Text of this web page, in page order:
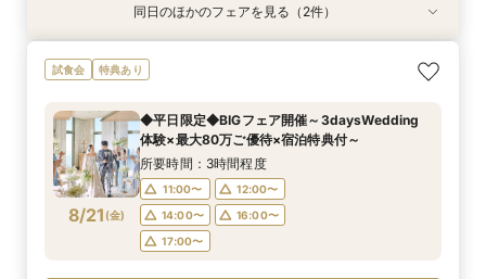
8/20(木)
【オンライン相談会】ご自宅からPCやスマホに
て
13:00〜
14:00〜
15:00〜
16:00〜
17:00〜
フェアを予約
8/20(木)
90分で完結◆お得なブライダルフェア◆
11:00〜
13:00〜
15:00〜
17:00〜
フェアを予約
同日のほかのフェアを見る（2件）
試食会 特典あり
8/21 (金)
◆平日限定◆BIGフェア開催～3daysWedding
体験×最大80万ご優待×宿泊特典付～
所要時間：3時間程度
11:00〜
12:00〜
14:00〜
16:00〜
17:00〜